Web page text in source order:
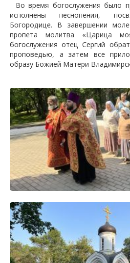
Во время богослужения было
исполнены песнопения,
Богородице. В завершении
пропета молитва «Царица
богослужения отец Сергий
проповедью, а затем все
образу Божией Матери